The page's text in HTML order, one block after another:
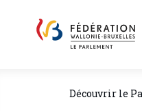
Découvrir le